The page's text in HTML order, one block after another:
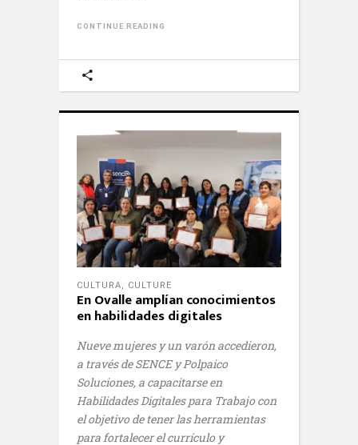
CONTINUE READING
CULTURA, CULTURE
En Ovalle amplían conocimientos
en habilidades digitales
Nueve mujeres y un varón accedieron,
a través de SENCE y Polpaico
Soluciones, a capacitarse en
Habilidades Digitales para Trabajo con
el objetivo de tener las herramientas
para fortalecer el currículo y